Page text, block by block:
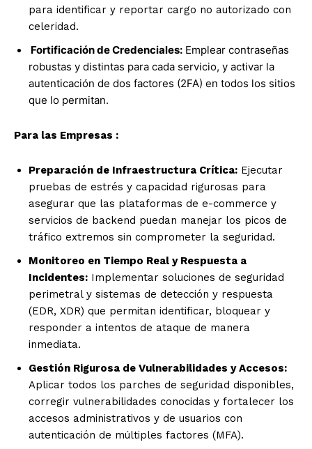
para identificar y reportar cargo no autorizado con
celeridad.
Fortificación de Credenciales: Emplear contraseñas
robustas y distintas para cada servicio, y activar la
autenticación de dos factores (2FA) en todos los sitios
que lo permitan.
Para las Empresas :
Preparación de Infraestructura Crítica: Ejecutar
pruebas de estrés y capacidad rigurosas para
asegurar que las plataformas de e-commerce y
servicios de backend puedan manejar los picos de
tráfico extremos sin comprometer la seguridad.
Monitoreo en Tiempo Real y Respuesta a
Incidentes: Implementar soluciones de seguridad
perimetral y sistemas de detección y respuesta
(EDR, XDR) que permitan identificar, bloquear y
responder a intentos de ataque de manera
inmediata.
Gestión Rigurosa de Vulnerabilidades y Accesos:
Aplicar todos los parches de seguridad disponibles,
corregir vulnerabilidades conocidas y fortalecer los
accesos administrativos y de usuarios con
autenticación de múltiples factores (MFA).